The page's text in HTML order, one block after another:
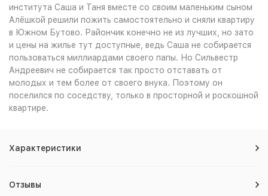
института Саша и Таня вместе со своим маленьким сыном
Алёшкой решили пожить самостоятельно и сняли квартиру
в Южном Бутово. Райончик конечно не из лучших, но зато
и цены на жилье тут доступные, ведь Саша не собирается
пользоваться миллиардами своего папы. Но Сильвестр
Андреевич не собирается так просто отставать от
молодых и тем более от своего внука. Поэтому он
поселился по соседству, только в просторной и роскошной
квартире.
Характеристики
Отзывы